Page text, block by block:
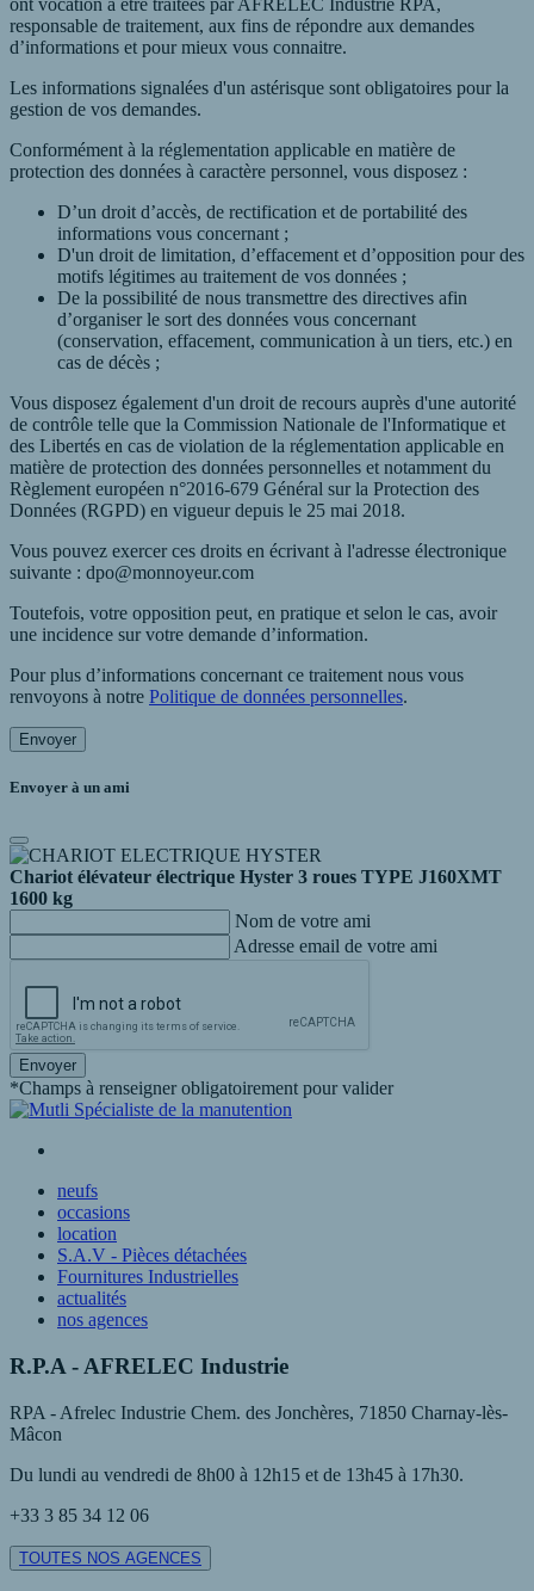
ont vocation à être traitées par AFRELEC Industrie RPA,
responsable de traitement, aux fins de répondre aux demandes
d’informations et pour mieux vous connaitre.
Les informations signalées d'un astérisque sont obligatoires pour la
gestion de vos demandes.
Conformément à la réglementation applicable en matière de
protection des données à caractère personnel, vous disposez :
D’un droit d’accès, de rectification et de portabilité des
informations vous concernant ;
D'un droit de limitation, d’effacement et d’opposition pour des
motifs légitimes au traitement de vos données ;
De la possibilité de nous transmettre des directives afin
d’organiser le sort des données vous concernant
(conservation, effacement, communication à un tiers, etc.) en
cas de décès ;
Vous disposez également d'un droit de recours auprès d'une autorité
de contrôle telle que la Commission Nationale de l'Informatique et
des Libertés en cas de violation de la réglementation applicable en
matière de protection des données personnelles et notamment du
Règlement européen n°2016-679 Général sur la Protection des
Données (RGPD) en vigueur depuis le 25 mai 2018.
Vous pouvez exercer ces droits en écrivant à l'adresse électronique
suivante : dpo@monnoyeur.com
Toutefois, votre opposition peut, en pratique et selon le cas, avoir
une incidence sur votre demande d’information.
Pour plus d’informations concernant ce traitement nous vous
renvoyons à notre Politique de données personnelles.
Envoyer
Envoyer à un ami
Chariot élévateur électrique Hyster 3 roues TYPE J160XMT
1600 kg
Nom de votre ami
Adresse email de votre ami
Envoyer
*Champs à renseigner obligatoirement pour valider
neufs
occasions
location
S.A.V - Pièces détachées
Fournitures Industrielles
actualités
nos agences
R.P.A - AFRELEC Industrie
RPA - Afrelec Industrie Chem. des Jonchères, 71850 Charnay-lès-
Mâcon
Du lundi au vendredi de 8h00 à 12h15 et de 13h45 à 17h30.
+33 3 85 34 12 06
TOUTES NOS AGENCES